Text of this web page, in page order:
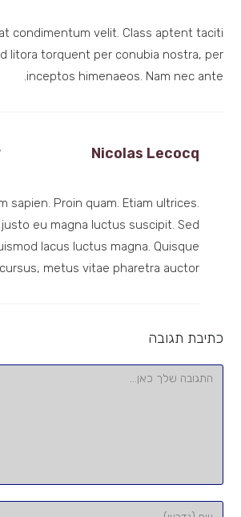
condimentum velit. Class aptent taciti
litora torquent per conubia nostra, per
inceptos himenaeos. Nam nec ante.
Nicolas Lecocq
sapien. Proin quam. Etiam ultrices.
eu magna luctus suscipit. Sed
lacus luctus magna. Quisque
cursus, metus vitae pharetra auctor,
כתיבת תגובה
להגיב